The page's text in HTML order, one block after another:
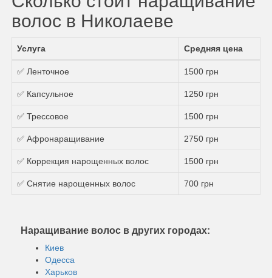
волос в Николаеве
Услуга Средняя цена
✅ Ленточное 1500 грн
✅ Капсульное 1250 грн
✅ Трессовое 1500 грн
✅ Афронаращивание 2750 грн
✅ Коррекция нарощенных волос 1500 грн
✅ Снятие нарощенных волос 700 грн
Наращивание волос в других городах:
Киев
Одесса
Харьков